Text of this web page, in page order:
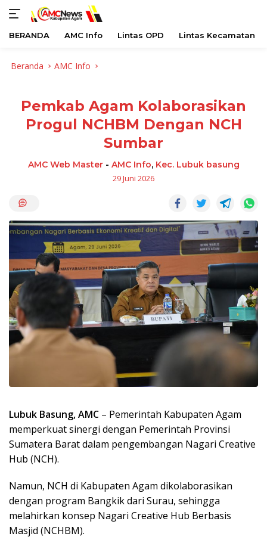
BERANDA AMC Info Lintas OPD Lintas Kecamatan
Beranda AMC Info
Pemkab Agam Kolaborasikan
Progul NCHBM Dengan NCH
Sumbar
AMC Web Master- AMC Info, Kec. Lubuk basung
29 Juni 2026
Lubuk Basung, AMC – Pemerintah Kabupaten Agam
memperkuat sinergi dengan Pemerintah Provinsi
Sumatera Barat dalam pengembangan Nagari Creative
Hub (NCH).
Namun, NCH di Kabupaten Agam dikolaborasikan
dengan program Bangkik dari Surau, sehingga
melahirkan konsep Nagari Creative Hub Berbasis
Masjid (NCHBM).